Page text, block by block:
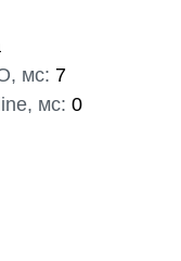
мс: 7
мс: 0